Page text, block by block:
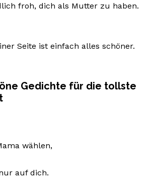
froh, dich als Mutter zu haben.
Seite ist einfach alles schöner.
Gedichte für die tollste
wählen,
auf dich.